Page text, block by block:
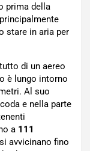
prima della
stare in aria per
di un aereo
è lungo intorno
Al suo
e nella parte
a 111
avvicinano fino